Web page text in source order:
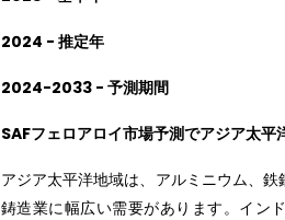
2024 - 推定年
2024-2033 - 予測期間
SAFフェロアロイ市場予測でアジア太
アジア太平洋地域は、アルミニウム、
鋳造業に幅広い需要があります。イン